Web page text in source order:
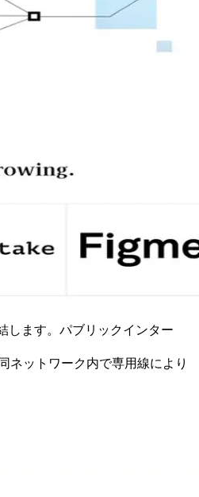
します。パブリックインター
ネットワーク内で専用線により